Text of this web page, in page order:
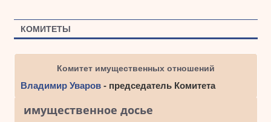
КОМИТЕТЫ
Комитет имущественных отношений
Владимир Уваров- председатель Комитета
имущественное досье